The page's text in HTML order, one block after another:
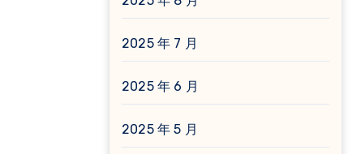
2025 年 7 月
2025 年 6 月
2025 年 5 月